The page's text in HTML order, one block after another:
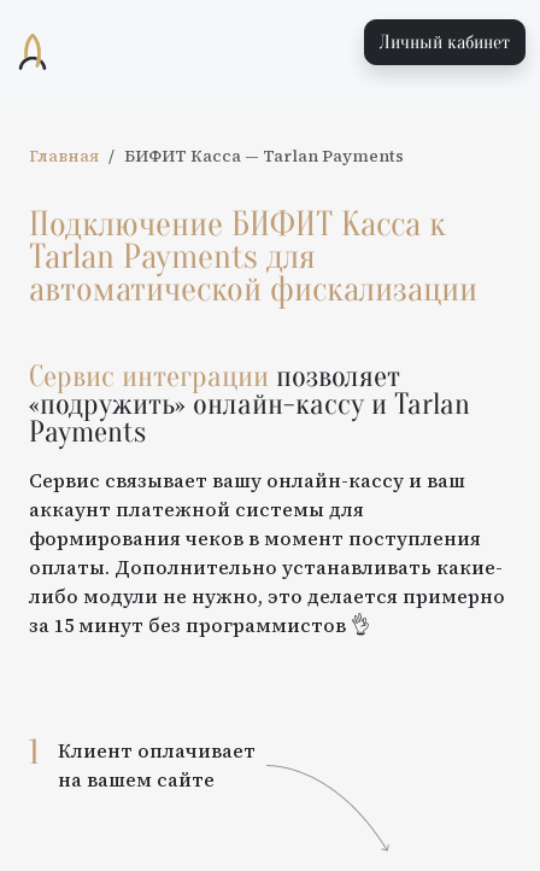
Личный кабинет
Главная БИФИТ Касса — Tarlan Payments
Подключение БИФИТ Касса к
Tarlan Payments для
автоматической фискализации
Сервис интеграции позволяет
«подружить» онлайн-кассу и Tarlan
Payments
Сервис связывает вашу онлайн-кассу и ваш
аккаунт платежной системы для
формирования чеков в момент поступления
оплаты. Дополнительно устанавливать какие-
либо модули не нужно, это делается примерно
за 15 минут без программистов 👌
1
Клиент оплачивает
на вашем сайте